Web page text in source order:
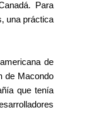
Para
una práctica
de
de Macondo
que tenía